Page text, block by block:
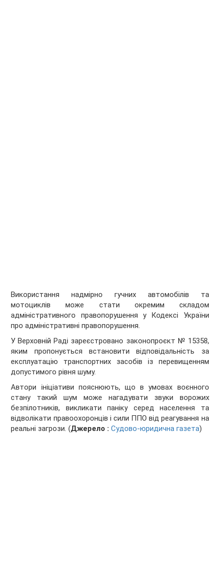
Використання надмірно гучних автомобілів та
мотоциклів може стати окремим складом
адміністративного правопорушення у Кодексі України
про адміністративні правопорушення.
У Верховній Раді зареєстровано законопроєкт № 15358,
яким пропонується встановити відповідальність за
експлуатацію транспортних засобів із перевищенням
допустимого рівня шуму.
Автори ініціативи пояснюють, що в умовах воєнного
стану такий шум може нагадувати звуки ворожих
безпілотників, викликати паніку серед населення та
відволікати правоохоронців і сили ППО від реагування на
реальні загрози. (Джерело : Судово-юридична газета)